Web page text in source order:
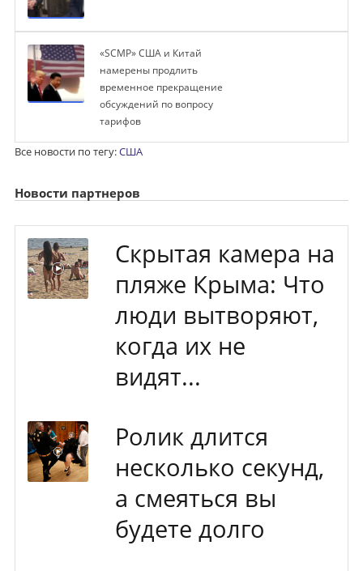
«SCMP» США и Китай
намерены продлить
временное прекращение
обсуждений по вопросу
тарифов
Все новости по тегу:США
Новости партнеров
Скрытая камера на
пляже Крыма: Что
люди вытворяют,
когда их не
видят...
Ролик длится
несколько секунд,
а смеяться вы
будете долго